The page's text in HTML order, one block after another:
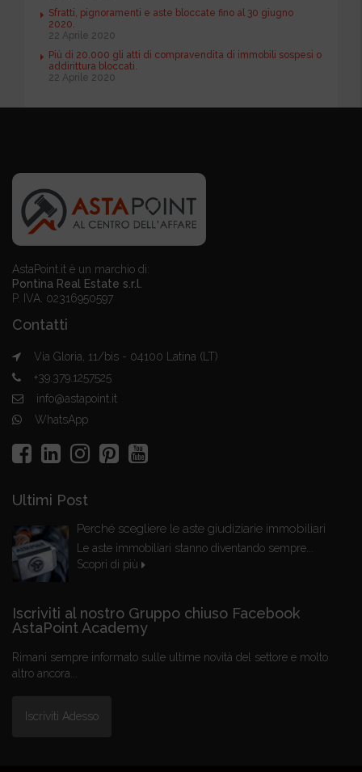
Sfratti, pignoramenti e aste bloccate fino al 30 giugno
2020.
22 Aprile 2020
Più di 20.000 gli atti di compravendita di immobili sospesi o
addirittura bloccati.
22 Aprile 2020
AstaPoint.it è un marchio di:
Pontina Real Estate s.r.l.
P. IVA. 02316950597
Contatti
Via Gloria, 11/bis - 04100 Latina (LT)
+39.379.1257525
info@astapoint.it
WhatsApp
Ultimi Post
Perché scegliere le aste giudiziarie immobiliari
Le aste immobiliari stanno diventando sempre...
Scopri di più
Iscriviti al nostro Gruppo chiuso Facebook
AstaPoint Academy
Rimani sempre informato sulle ultime novità del settore e molto
altro ancora...
Iscriviti Adesso